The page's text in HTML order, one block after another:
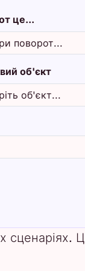
це...
об'єкт
сценаріях.